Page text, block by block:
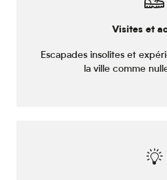
Visites et
Escapades insolites et
la ville comme